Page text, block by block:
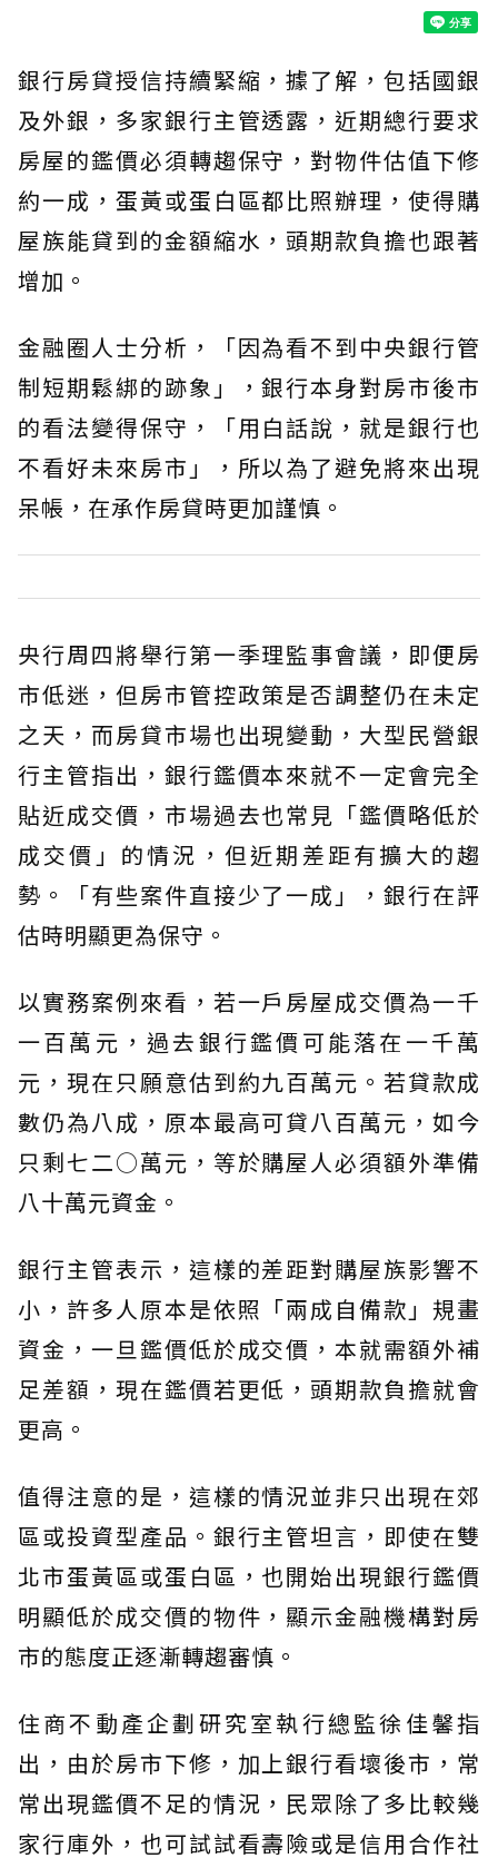
銀行房貸授信持續緊縮，據了解，包括國銀
及外銀，多家銀行主管透露，近期總行要求
房屋的鑑價必須轉趨保守，對物件估值下修
約一成，蛋黃或蛋白區都比照辦理，使得購
屋族能貸到的金額縮水，頭期款負擔也跟著
增加。
金融圈人士分析，「因為看不到中央銀行管
制短期鬆綁的跡象」，銀行本身對房市後市
的看法變得保守，「用白話說，就是銀行也
不看好未來房市」，所以為了避免將來出現
呆帳，在承作房貸時更加謹慎。
央行周四將舉行第一季理監事會議，即便房
市低迷，但房市管控政策是否調整仍在未定
之天，而房貸市場也出現變動，大型民營銀
行主管指出，銀行鑑價本來就不一定會完全
貼近成交價，市場過去也常見「鑑價略低於
成交價」的情況，但近期差距有擴大的趨
勢。「有些案件直接少了一成」，銀行在評
估時明顯更為保守。
以實務案例來看，若一戶房屋成交價為一千
一百萬元，過去銀行鑑價可能落在一千萬
元，現在只願意估到約九百萬元。若貸款成
數仍為八成，原本最高可貸八百萬元，如今
只剩七二○萬元，等於購屋人必須額外準備
八十萬元資金。
銀行主管表示，這樣的差距對購屋族影響不
小，許多人原本是依照「兩成自備款」規畫
資金，一旦鑑價低於成交價，本就需額外補
足差額，現在鑑價若更低，頭期款負擔就會
更高。
值得注意的是，這樣的情況並非只出現在郊
區或投資型產品。銀行主管坦言，即使在雙
北市蛋黃區或蛋白區，也開始出現銀行鑑價
明顯低於成交價的物件，顯示金融機構對房
市的態度正逐漸轉趨審慎。
住商不動產企劃研究室執行總監徐佳馨指
出，由於房市下修，加上銀行看壞後市，常
常出現鑑價不足的情況，民眾除了多比較幾
家行庫外，也可試試看壽險或是信用合作社